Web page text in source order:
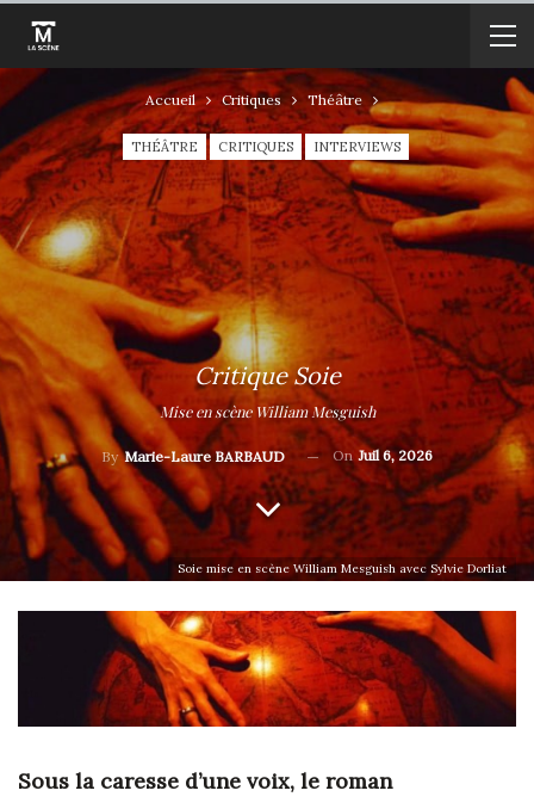
Accueil Critiques Théâtre
THÉÂTRE CRITIQUES INTERVIEWS
Critique Soie
Mise en scène William Mesguish
ByMarie-Laure BARBAUD On Juil 6, 2026
Soie mise en scène William Mesguish avec Sylvie Dorliat
Sous la caresse d’une voix, le roman